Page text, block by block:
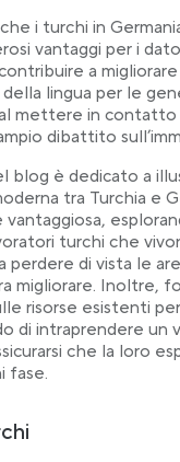
in Germania
Berlino
Amburgo
Monaco
i turchi in
vantaggi per i
a
lingua per le
mettere in contatto
dibattito
blog è dedicato a
tra Turchia e
turchi che
perdere di vista le
migliorare. Inoltre,
risorse esistenti
di intraprendere un
che la loro
fase.